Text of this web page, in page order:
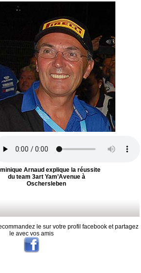
Arnaud explique la réussite
du team 3art Yam’Avenue à
Oschersleben
le sur votre profil facebook et partagez
le avec vos amis